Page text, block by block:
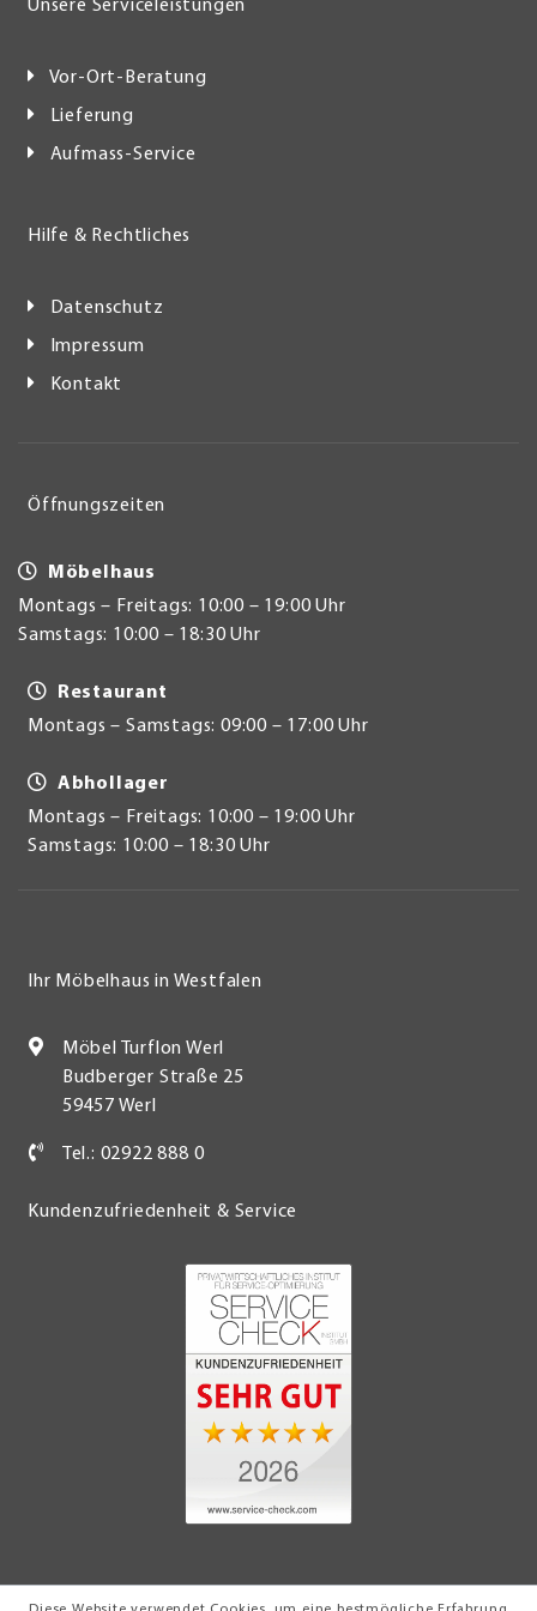
Unsere Serviceleistungen
Vor-Ort-Beratung
Lieferung
Aufmass-Service
Hilfe & Rechtliches
Datenschutz
Impressum
Kontakt
Öffnungszeiten
Möbelhaus
Montags – Freitags: 10:00 – 19:00 Uhr
Samstags: 10:00 – 18:30 Uhr
Restaurant
Montags – Samstags: 09:00 – 17:00 Uhr
Abhollager
Montags – Freitags: 10:00 – 19:00 Uhr
Samstags: 10:00 – 18:30 Uhr
Ihr Möbelhaus in Westfalen
Möbel Turflon Werl
Budberger Straße 25
59457 Werl
Tel.: 02922 888 0
Kundenzufriedenheit & Service